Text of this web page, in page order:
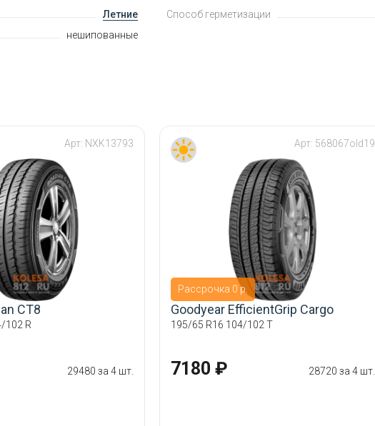
Летние
нешипованные
Способ герметизации
Арт: NXK13793
CT8
102 R
29480 за 4 шт.
Рассрочка 0 р.
Арт: 568067old19
Goodyear EfficientGrip Cargo
195/65 R16 104/102 T
7180 ₽ 28720 за 4 шт.